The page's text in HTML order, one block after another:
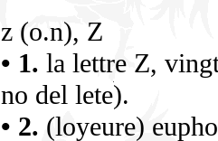
z (o.n), Z
• 1. la lettre Z,
no del lete).
• 2. (loyeure)